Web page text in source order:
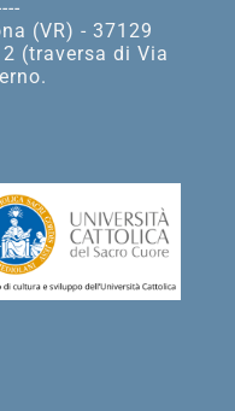
(VR) - 37129
(traversa di Via